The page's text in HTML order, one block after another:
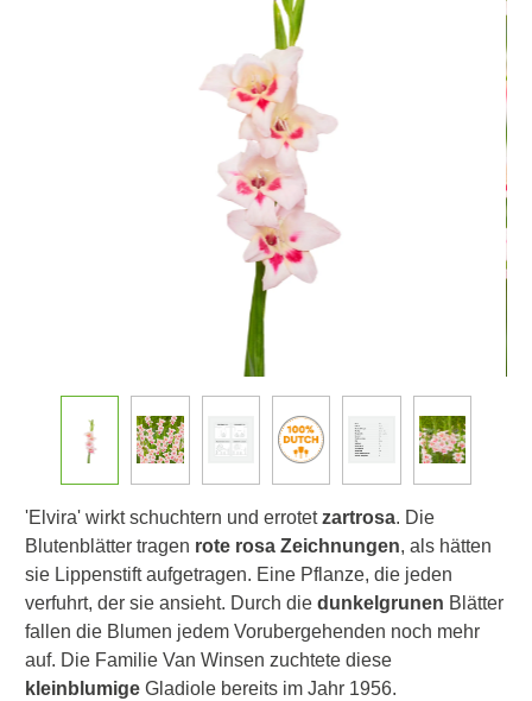
'Elvira' wirkt schuchtern und errotetzartrosa. Die
Blutenblätter tragen rote rosa Zeichnungen, als hätten
sie Lippenstift aufgetragen. Eine Pflanze, die jeden
verfuhrt, der sie ansieht. Durch die dunkelgrunen Blätter
fallen die Blumen jedem Vorubergehenden noch mehr
auf. Die Familie Van Winsen zuchtete diese
kleinblumige Gladiole bereits im Jahr 1956.